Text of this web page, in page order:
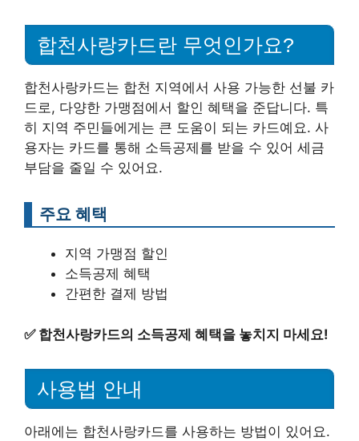
합천사랑카드란 무엇인가요?
합천사랑카드는 합천 지역에서 사용 가능한 선불 카
드로, 다양한 가맹점에서 할인 혜택을 준답니다. 특
히 지역 주민들에게는 큰 도움이 되는 카드예요. 사
용자는 카드를 통해 소득공제를 받을 수 있어 세금
부담을 줄일 수 있어요.
주요 혜택
지역 가맹점 할인
소득공제 혜택
간편한 결제 방법
✅ 합천사랑카드의 소득공제 혜택을 놓치지 마세요!
사용법 안내
아래에는 합천사랑카드를 사용하는 방법이 있어요.